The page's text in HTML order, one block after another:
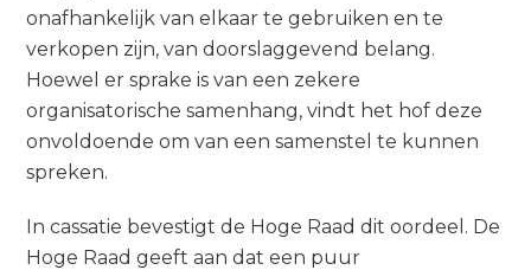
onafhankelijk van elkaar te gebruiken en te
verkopen zijn, van doorslaggevend belang.
Hoewel er sprake is van een zekere
organisatorische samenhang, vindt het hof deze
onvoldoende om van een samenstel te kunnen
spreken.
In cassatie bevestigt de Hoge Raad dit oordeel. De
Hoge Raad geeft aan dat een puur